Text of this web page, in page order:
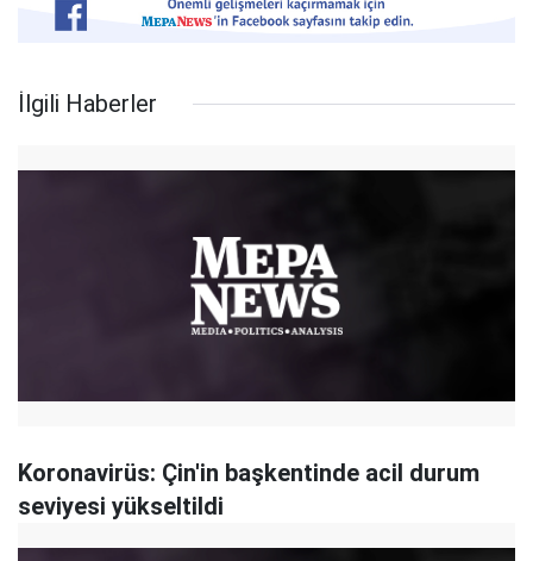
İlgili Haberler
Koronavirüs: Çin'in başkentinde acil durum
seviyesi yükseltildi